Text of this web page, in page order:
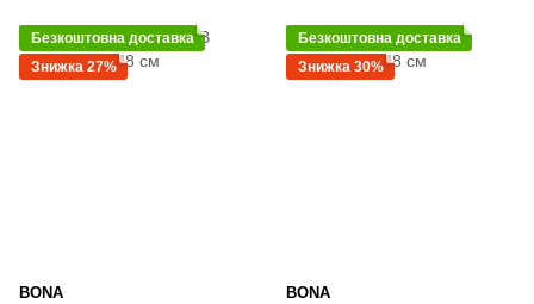
Безкоштовна доставка
Знижка 27%
BONA
Безкоштовна доставка
Знижка 30%
BONA